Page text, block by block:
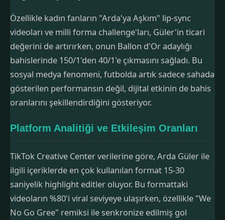
Özellikle kadın fanların "Arda'ya Aşkım" lip-sync
videoları ve milli forma challenge'ları, Güler'in ticari
değerini de artırırken, onun Ballon d'Or adaylığı
bahislerinde 150/1'den 40/1'e çıkmasını sağladı. Bu
sosyal medya fenomeni, futbolda artık sadece sahada
gösterilen performansın değil, dijital etkinin de bahis
oranlarını şekillendirdiğini gösteriyor.
Platform Analitiği ve Etkileşim Oranları
TikTok Creative Center verilerine göre, Arda Güler ile
ilgili içeriklerde en çok kullanılan format 15-30
saniyelik highlight editler oluyor. Bu formattaki
videoların %80'i viral seviyeye ulaşırken, özellikle "We
No Go Gree" remiksi ile senkronize edilmiş gol